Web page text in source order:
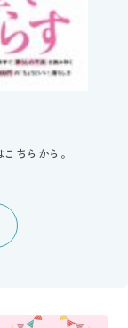
ちらから。